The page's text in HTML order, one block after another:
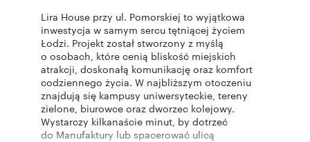
Lira House przy ul. Pomorskiej to wyjątkowa
inwestycja w samym sercu tętniącej życiem
Łodzi. Projekt został stworzony z myślą
o osobach, które cenią bliskość miejskich
atrakcji, doskonałą komunikację oraz komfort
codziennego życia. W najbliższym otoczeniu
znajdują się kampusy uniwersyteckie, tereny
zielone, biurowce oraz dworzec kolejowy.
Wystarczy kilkanaście minut, by dotrzeć
do Manufaktury lub spacerować ulicą